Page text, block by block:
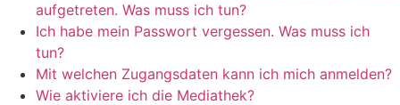
aufgetreten. Was muss ich tun?
Ich habe mein Passwort vergessen. Was muss ich
tun?
Mit welchen Zugangsdaten kann ich mich anmelden?
Wie aktiviere ich die Mediathek?